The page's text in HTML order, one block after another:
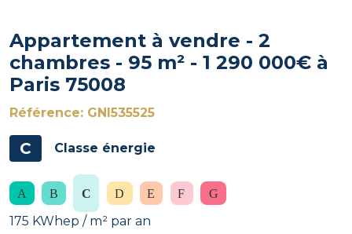
Appartement à vendre - 2
chambres - 95 m² - 1 290 000€ à
Paris 75008
Référence: GNI535525
C Classe énergie
175 KWhep / m² par an